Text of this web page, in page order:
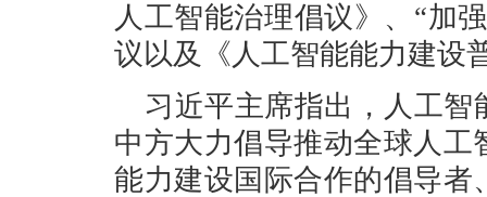
人工智能治理倡议》、“加
议以及《人工智能能力建设
习近平主席指出，人工
中方大力倡导推动全球人
能力建设国际合作的倡导